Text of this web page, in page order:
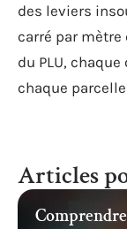
des leviers
carré par
du PLU,
chaque
Articles